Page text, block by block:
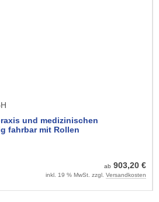
und medizinischen
fahrbar mit Rollen
ab 903,20 €
inkl. 19 % MwSt. zzgl. Versandkosten